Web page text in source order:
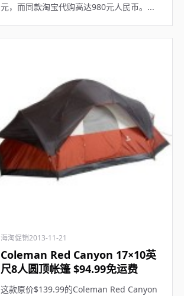
元，而同款淘宝代购高达980元人民币。...
海淘促销2013-11-21
Coleman Red Canyon 17×10英
尺8人圆顶帐篷 $94.99免运费
这款原价$139.99的Coleman Red Canyon